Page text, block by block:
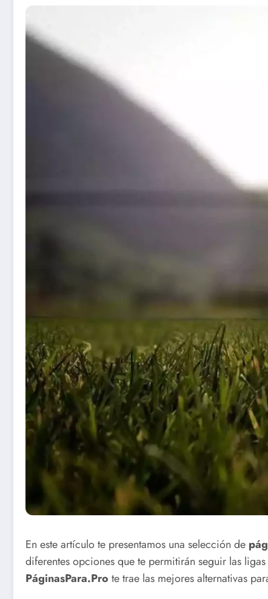
En este artículo te presentamos una selección de
diferentes opciones que te permitirán seguir las
PáginasPara.Pro te trae las mejores alternativas